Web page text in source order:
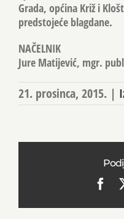
Grada, općina Križ i
predstojeće blagdane.
NAČELNIK
Jure Matijević, mgr.
21. prosinca, 2015. |